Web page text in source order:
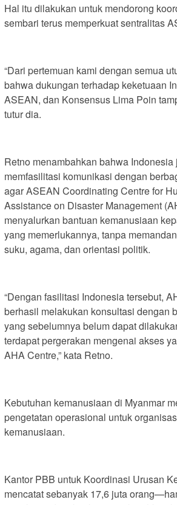
Hal itu dilakukan untuk mendorong
sembari terus memperkuat sentralitas
“Dari pertemuan kami dengan semua
bahwa dukungan terhadap keketuaan
ASEAN, dan Konsensus Lima Poin
tutur dia.
Retno menambahkan bahwa Indonesia
memfasilitasi komunikasi dengan
agar ASEAN Coordinating Centre for
Assistance on Disaster Management
menyalurkan bantuan kemanusiaan
yang memerlukannya, tanpa
suku, agama, dan orientasi politik.
“Dengan fasilitasi Indonesia tersebut,
berhasil melakukan konsultasi dengan
yang sebelumnya belum dapat
terdapat pergerakan mengenai akses
AHA Centre,” kata Retno.
Kebutuhan kemanusiaan di Myanmar
pengetatan operasional untuk
kemanusiaan.
Kantor PBB untuk Koordinasi Urusan
mencatat sebanyak 17,6 juta